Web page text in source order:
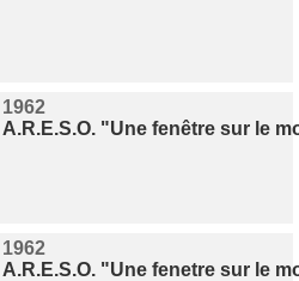
1962
A.R.E.S.O. "Une fenêtre sur le
1962
A.R.E.S.O. "Une fenetre sur le